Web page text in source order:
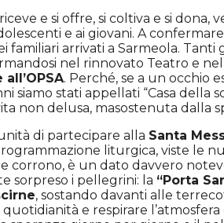
e si offre, si coltiva e si dona,
e ai giovani. A
arrivati a Sarmeola. Tanti
nel rinnovato Teatro e
. Perché, se a un occhio
stati appellati “Casa della
non delusa, masostenuta dalla
di partecipare alla Santa
liturgica, viste le
corrono, è un dato davvero
sorpreso i pellegrini: la “Porta
, sostando davanti alle
e respirare l’atmosfera